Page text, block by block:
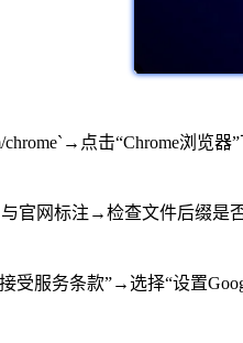
chrome`→点击“Chrome浏览
官网标注→检查文件后缀是
受服务条款”→选择“设置